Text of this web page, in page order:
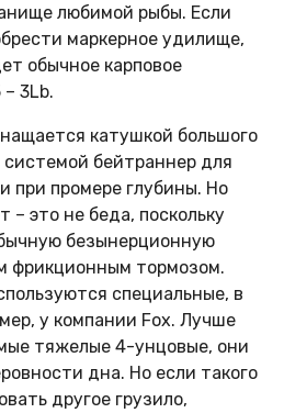
любимой рыбы. Если
маркерное удилище,
обычное карповое
3Lb.
катушкой большого
бейтраннер для
при промере глубины. Но
– это не беда, поскольку
безынерционную
фрикционным тормозом.
специальные, в
у компании Fох. Лучше
тяжелые 4-унцовые, они
дна. Но если такого
другое грузило,